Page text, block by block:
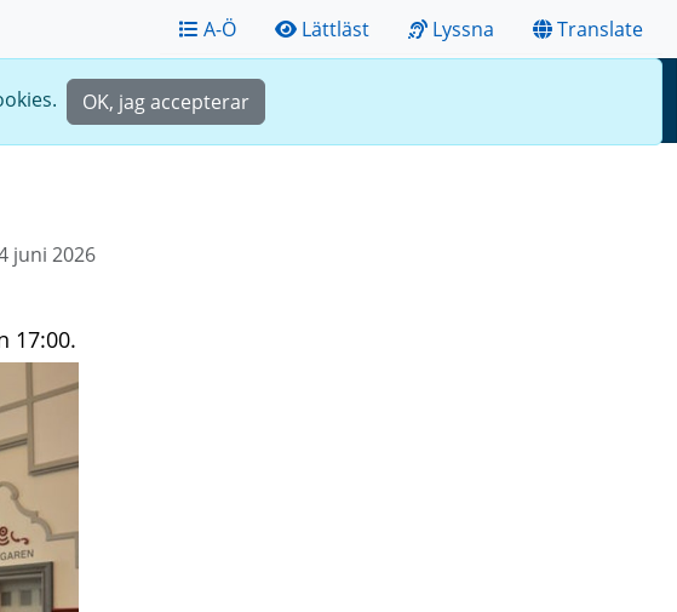
A-Ö Lättläst Lyssna
Translate
OK, jag accepterar
juni 2026
17:00.